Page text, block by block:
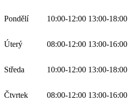
Pondělí 10:00-12:00 13:00-18:00
Úterý 08:00-12:00 13:00-16:00
Středa 10:00-12:00 13:00-18:00
Čtvrtek 08:00-12:00 13:00-16:00